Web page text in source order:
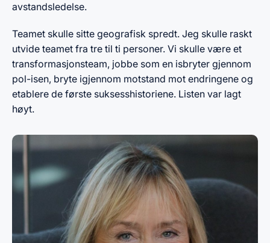
avstandsledelse.
Teamet skulle sitte geografisk spredt. Jeg skulle raskt
utvide teamet fra tre til ti personer. Vi skulle være et
transformasjonsteam, jobbe som en isbryter gjennom
pol-isen, bryte igjennom motstand mot endringene og
etablere de første suksesshistoriene. Listen var lagt
høyt.